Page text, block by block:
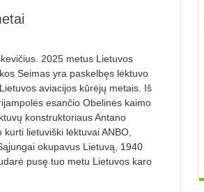
2025 metus Lietuvos
Seimas yra paskelbęs lėktuvo
aviacijos kūrėjų metais. Iš
esančio Obelinės kaimo
konstruktoriaus Antano
kurti lietuviški lėktuvai ANBO,
okupavus Lietuvą, 1940
pusę tuo metu Lietuvos karo